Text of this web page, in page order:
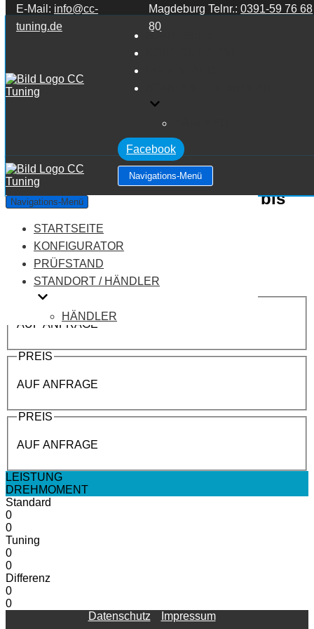
Zum Inhalt springen
E-Mail: info@cc-
tuning.de
Magdeburg Telnr.:0391-59 76 68
80
STARTSEITE
Facebook
Navigations-Menü
Navigations-Menü
STARTSEITE
KONFIGURATOR
PRÜFSTAND
STANDORT / HÄNDLER
HÄNDLER
BMW 1 Series F20 1 Series 120i bis
03/2015
Leistung:177 PS
Drehmoment:250 NM
Motortyp:Benziner
PREIS
AUF ANFRAGE
PREIS
AUF ANFRAGE
PREIS
AUF ANFRAGE
LEISTUNG
DREHMOMENT
Standard
0
0
Tuning
0
0
Differenz
0
0
Datenschutz
Impressum